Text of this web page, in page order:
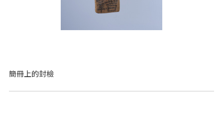
簡冊上的封檢